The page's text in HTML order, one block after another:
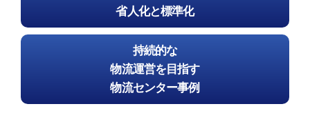
省人化と標準化
持続的な
物流運営を目指す
物流センター事例